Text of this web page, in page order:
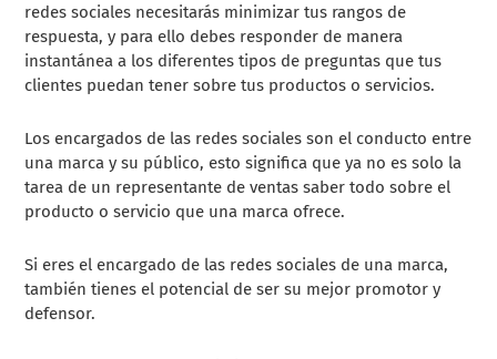
redes sociales necesitarás minimizar tus rangos de
respuesta, y para ello debes responder de manera
instantánea a los diferentes tipos de preguntas que tus
clientes puedan tener sobre tus productos o servicios.
Los encargados de las redes sociales son el conducto entre
una marca y su público, esto significa que ya no es solo la
tarea de un representante de ventas saber todo sobre el
producto o servicio que una marca ofrece.
Si eres el encargado de las redes sociales de una marca,
también tienes el potencial de ser su mejor promotor y
defensor.